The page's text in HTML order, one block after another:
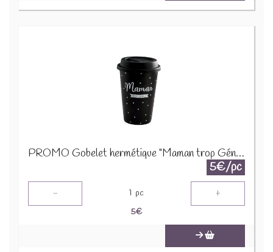
PROMO Gobelet hermétique "Maman trop Géniale" Noir 24306
5€/pc
- 1 pc +
5€